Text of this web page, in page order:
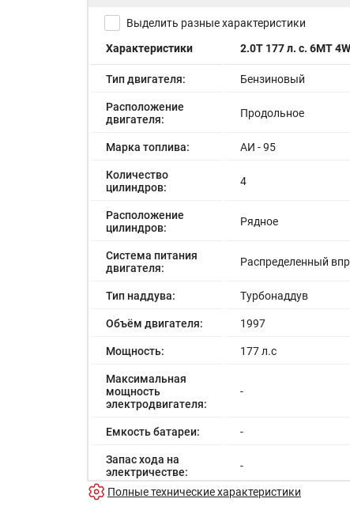
Выделить разные характеристики
Характеристики
2.0T 177 л. с. 6MT
Тип двигателя: Бензиновый
Расположение
двигателя:
Продольное
Марка топлива: АИ - 95
Количество
цилиндров:
4
Расположение
цилиндров:
Рядное
Система питания
двигателя:
Распределенный
Тип наддува: Турбонаддув
Объём двигателя: 1997
Мощность: 177 л.с
Максимальная
мощность
электродвигателя:
-
Емкость батареи: -
Запас хода на
электричестве:
-
Время зарядки: -
Полные технические характеристики